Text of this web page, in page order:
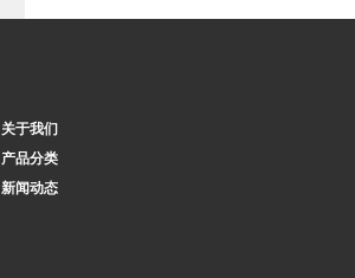
关于我们
产品分类
新闻动态